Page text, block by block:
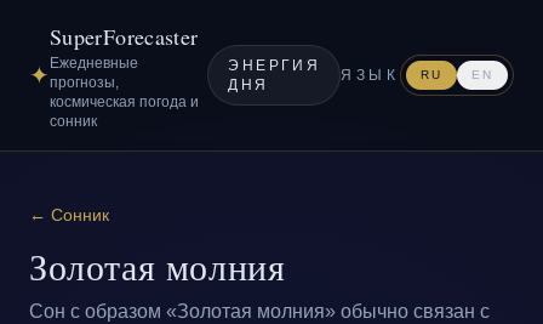
✦
SuperForecaster
Ежедневные
прогнозы,
космическая погода и
сонник
ЭНЕРГИЯ
ДНЯ
ЯЗЫК RU EN
← Сонник
Золотая молния
Сон с образом «Золотая молния» обычно связан с